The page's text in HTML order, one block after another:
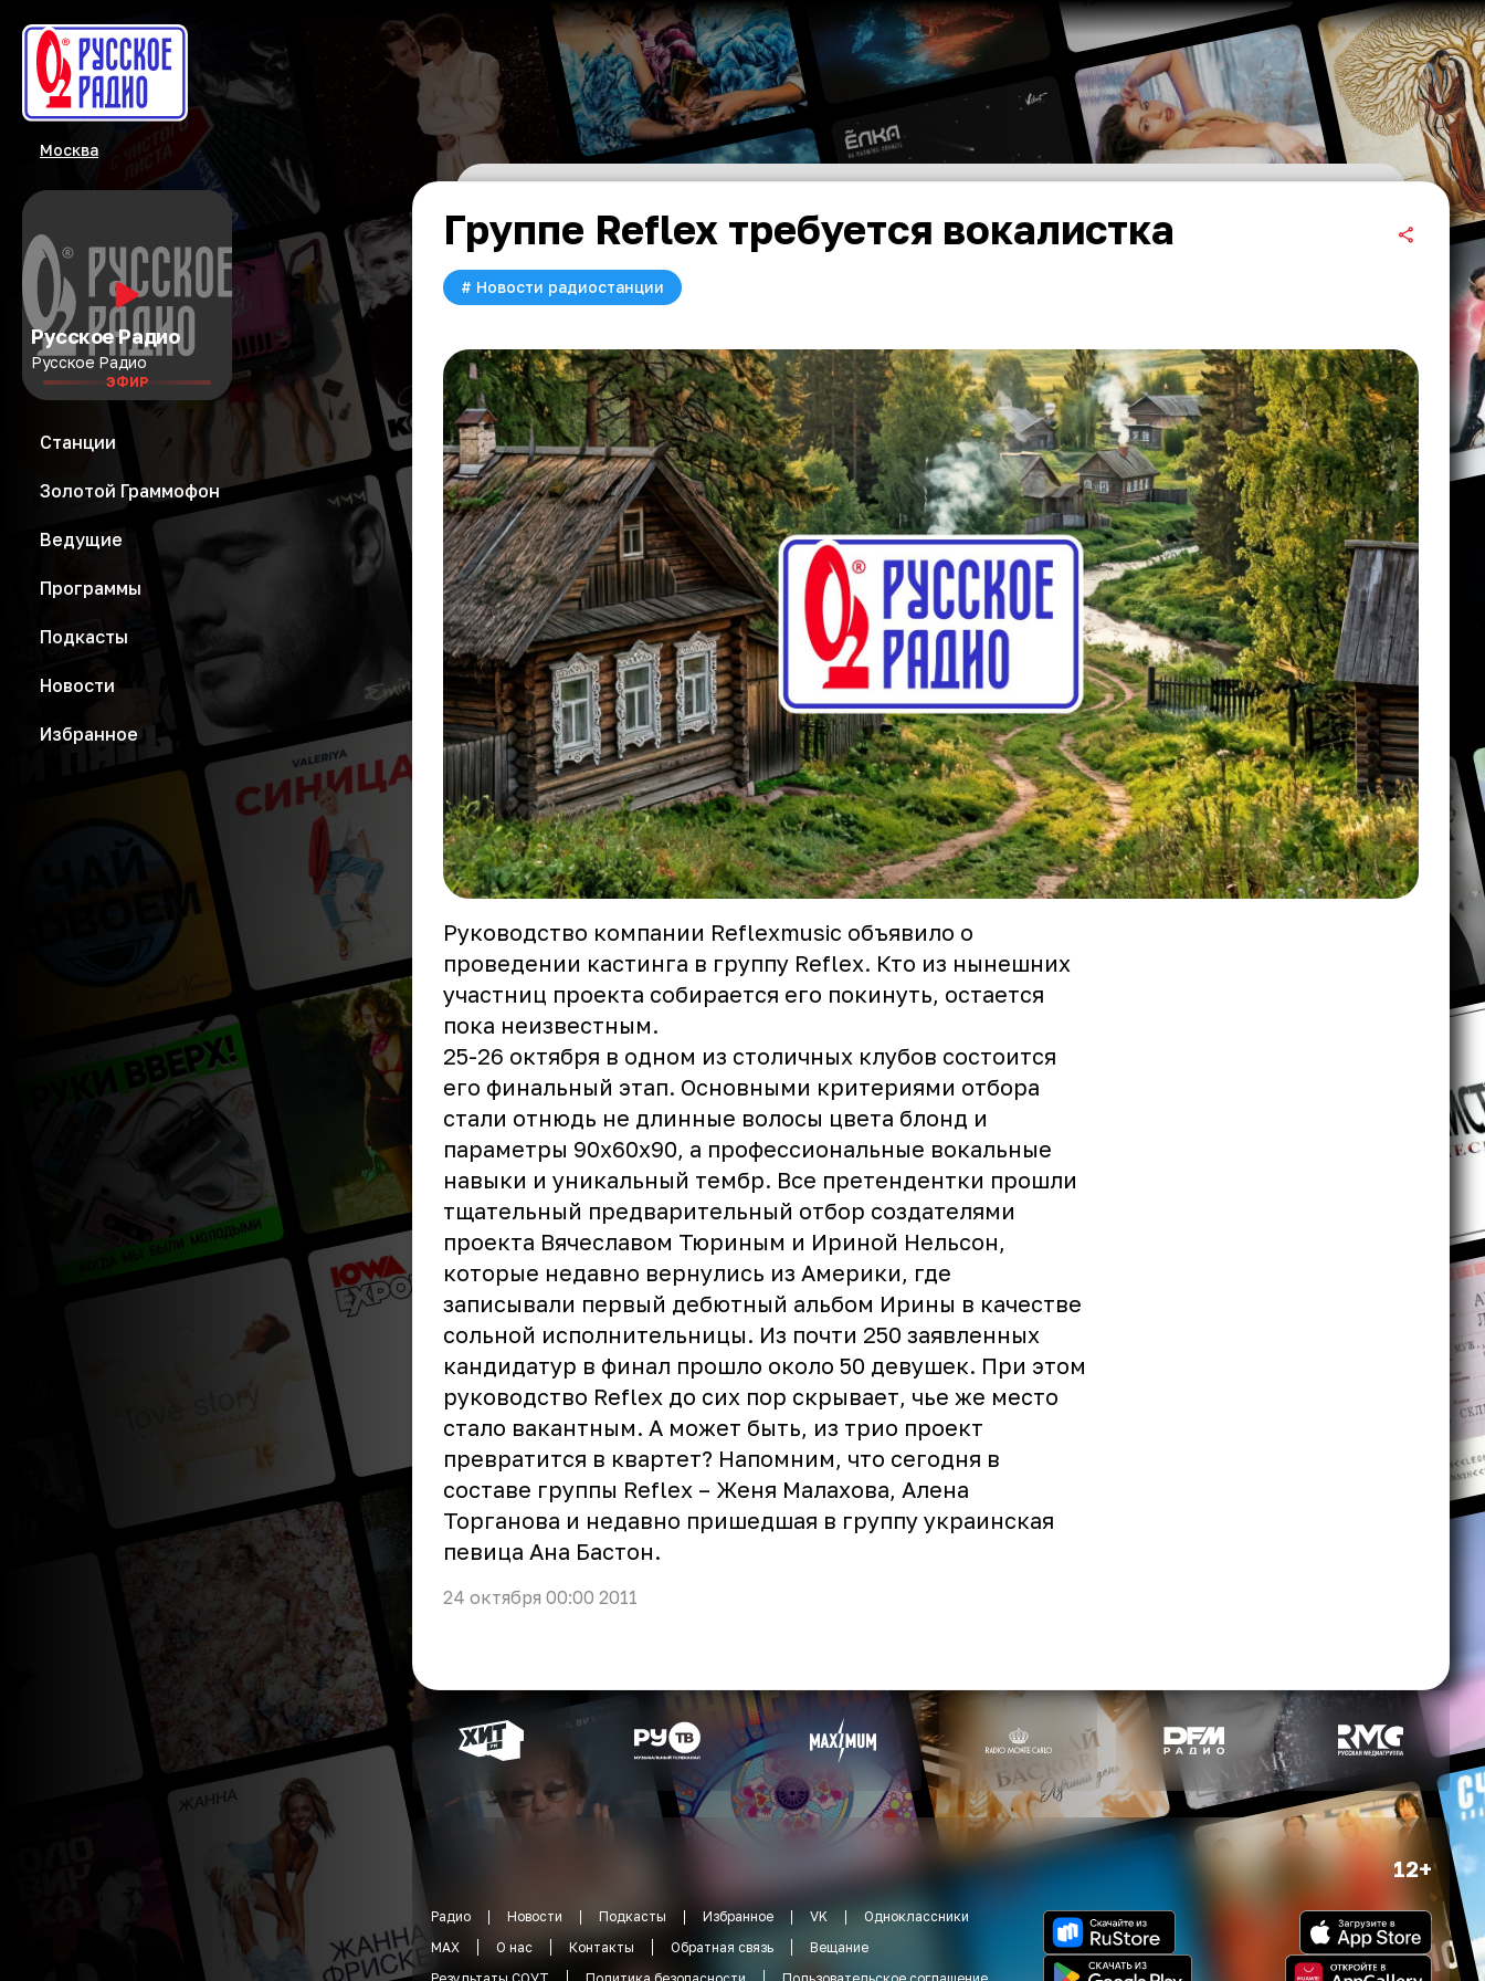
Москва
Русское Радио
Русское Радио
ЭФИР
Станции
Золотой Граммофон
Ведущие
Программы
Подкасты
Новости
Избранное
Группе Reflex требуется вокалистка
# Новости радиостанции
Руководство компании Reflexmusic объявило о
проведении кастинга в группу Reflex. Кто из нынешних
участниц проекта собирается его покинуть, остается
пока неизвестным.
25-26 октября в одном из столичных клубов состоится
его финальный этап. Основными критериями отбора
стали отнюдь не длинные волосы цвета блонд и
параметры 90х60х90, а профессиональные вокальные
навыки и уникальный тембр. Все претендентки прошли
тщательный предварительный отбор создателями
проекта Вячеславом Тюриным и Ириной Нельсон
которые недавно вернулись из Америки, где
записывали первый дебютный альбом Ирины в качестве
сольной исполнительницы. Из почти 250 заявленных
кандидатур в финал прошло около 50 девушек. При этом
руководство Reflex до сих пор скрывает, чье же место
стало вакантным. А может быть, из трио проект
превратится в квартет? Напомним, что сегодня в
составе группы Reflex – Женя Малахова, Алена
Торганова и недавно пришедшая в группу украинская
певица Ана Бастон.
24 октября 00:00 2011
12+
Радио Новости Подкасты Избранное VK
Одноклассники
MAX
О нас Контакты Обратная связь
Вещание